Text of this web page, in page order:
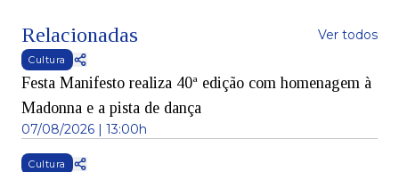
Relacionadas Ver todos
Cultura
Festa Manifesto realiza 40ª edição com homenagem à
Madonna e a pista de dança
07/08/2026 | 13:00h
Cultura